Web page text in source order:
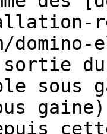
sortie